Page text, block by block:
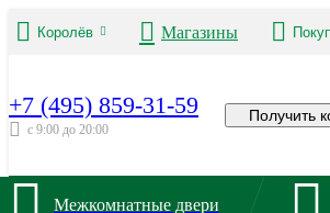
Королёв Магазины
+7 (495) 859-31-59
с 9:00 до 20:00
Получить
Межкомнатные двери